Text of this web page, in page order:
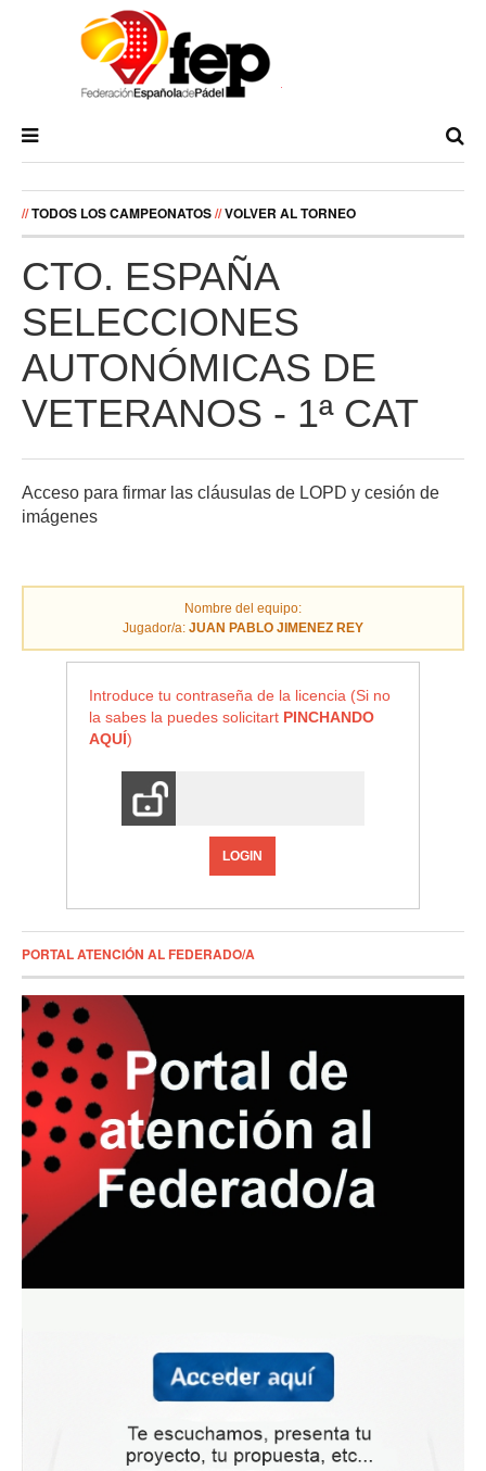
//TODOS LOS CAMPEONATOS//VOLVER AL TORNEO
CTO. ESPAÑA
SELECCIONES
AUTONÓMICAS DE
VETERANOS - 1ª CAT
Acceso para firmar las cláusulas de LOPD y cesión de
imágenes
Nombre del equipo:
Jugador/a: JUAN PABLO JIMENEZ REY
Introduce tu contraseña de la licencia (Si no
la sabes la puedes solicitart PINCHANDO
AQUÍ)
LOGIN
PORTAL ATENCIÓN AL FEDERADO/A